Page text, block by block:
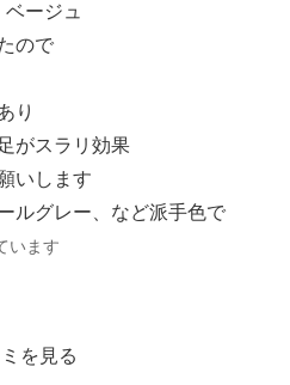
ージュ
ので
り
がスラリ効果
いします
ルグレー、など派手色で
います
を見る